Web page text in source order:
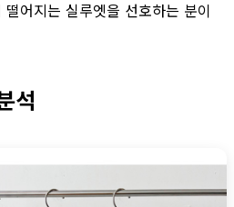
어지는 실루엣을 선호하는 분이
석